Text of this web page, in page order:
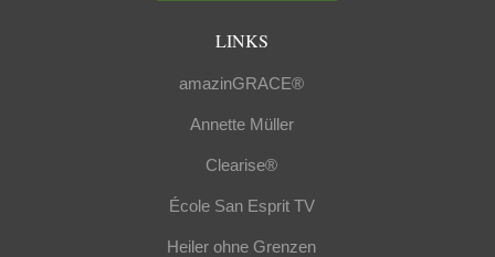
LINKS
amazinGRACE®
Annette Müller
Clearise®
École San Esprit TV
Heiler ohne Grenzen